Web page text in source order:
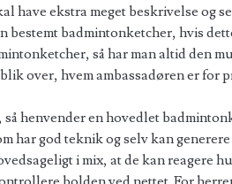
have ekstra meget beskrivelse og
bestemt badmintonketcher, hvis
så har man altid den
over, hvem ambassadøren er for
henvender en hovedlet
har god teknik og selv kan
i mix, at de kan reagere